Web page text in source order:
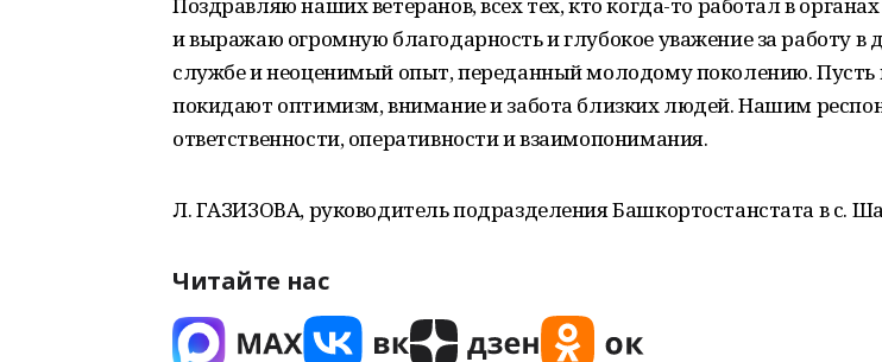
и выражаю огромную благодарность и глубокое уважение за работу в
службе и неоценимый опыт, переданный молодому поколению. Пусть
покидают оптимизм, внимание и забота близких людей. Нашим
ответственности, оперативности и взаимопонимания.
Л. ГАЗИЗОВА, руководитель подразделения Башкортостанстата в с.
Читайте нас